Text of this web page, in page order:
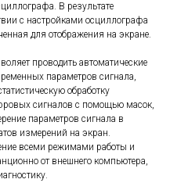
В результате
с настройками осциллографа
для отображения на экране.
проводить автоматические
параметров сигнала,
обработку
сигналов с помощью масок,
параметров сигнала в
измерений на экран.
всеми режимами работы и
от внешнего компьютера,